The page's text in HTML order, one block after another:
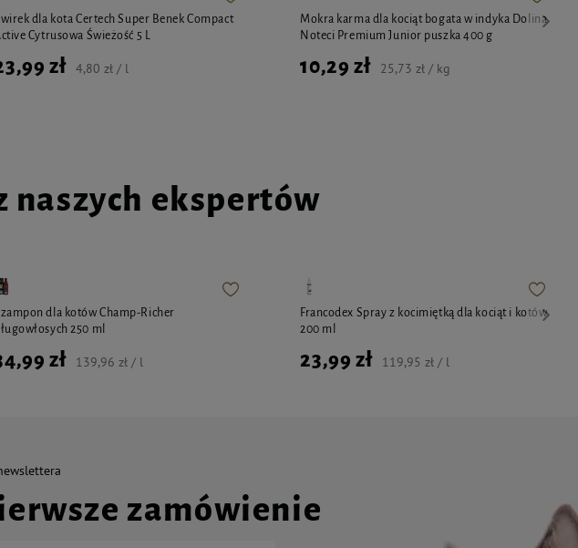
dla kota Certech Super Benek Compact
Cytrusowa Świeżość 5 L
zł 4,80 zł / l
Mokra karma dla kociąt bogata w indyka Dolina
Noteci Premium Junior puszka 400 g
10,29 zł 25,73 zł / kg
naszych ekspertów
dla kotów Champ-Richer
250 ml
zł 139,96 zł / l
Francodex Spray z kocimiętką dla kociąt i kotów
200 ml
23,99 zł 119,95 zł / l
zamówienie